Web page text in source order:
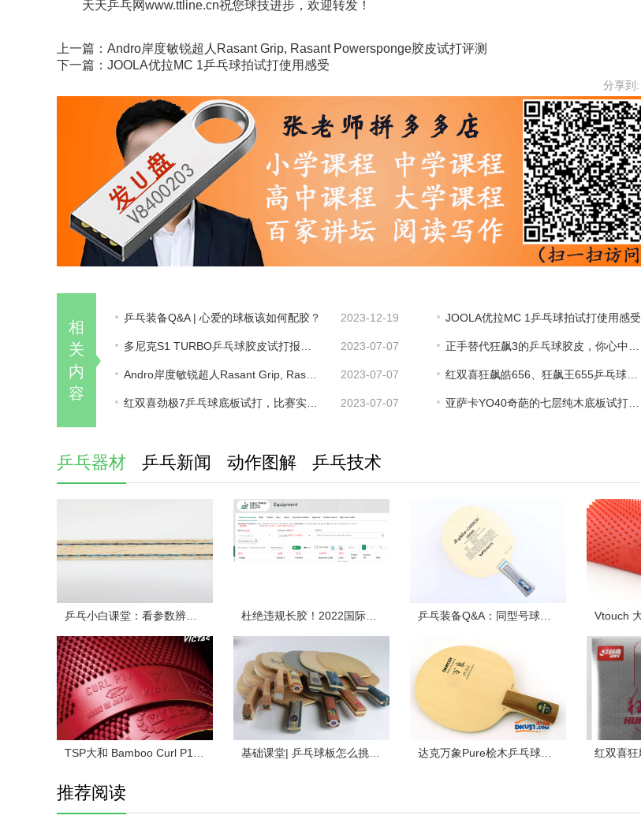
天天乒乓网www.ttline.cn祝您球技进步，欢迎转发！
上一篇： Andro岸度敏锐超人Rasant Grip, Rasant Powersponge胶皮试打评测
下一篇： JOOLA优拉MC 1乒乓球拍试打使用感受
分享到:
相
关
内
容
乒乓装备Q&A | 心爱的球板该如何配胶？ 2023-12-19
2023-07-07
2023-07-07
2023-07-07
JOOLA优拉MC 1乒乓球拍试打使用感受
乒乓器材 乒乓新闻 动作图解 乒乓技术
推荐阅读